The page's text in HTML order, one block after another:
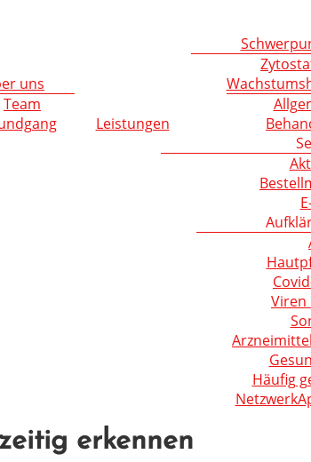
uns
Team
Leistungen
Viren
Häufig
erkennen